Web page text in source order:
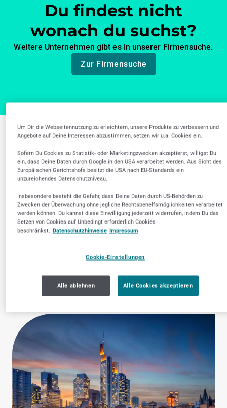
Du findest nicht
wonach du suchst?
Weitere Unternehmen gibt es in unserer Firmensuche.
Zur Firmensuche
Weitere Branchen in
Frankfurt am Main
ngen & Pflege
Um Dir die Webseitennutzung zu erleichtern, unsere Produkte zu verbessern und
Angebote auf Deine Interessen abzustimmen, setzen wir u.a. Cookies ein.
Sofern Du Cookies zu Statistik- oder Marketingzwecken akzeptierst, willigst Du
ein, dass Deine Daten durch Google in den USA verarbeitet werden. Aus Sicht des
Europäischen Gerichtshofs besitzt die USA nach EU-Standards ein
unzureichendes Datenschutzniveau.
Insbesondere besteht die Gefahr, dass Deine Daten durch US-Behörden zu
Zwecken der Überwachung ohne jegliche Rechtsbehelfsmöglichkeiten verarbeitet
werden können. Du kannst diese Einwilligung jederzeit widerrufen, indem Du das
Setzen von Cookies auf Unbedingt erforderlich Cookies
beschränkst. Datenschutzhinweise Impressum
Cookie-Einstellungen
Alle ablehnen Alle Cookies akzeptieren